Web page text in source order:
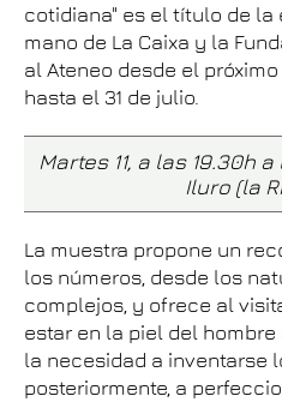
cotidiana" es el título de la
mano de La Caixa y la
al Ateneo desde el
hasta el 31 de julio.
Martes 11, a las 19.30h
Iluro (la
La muestra propone un
los números, desde los
complejos, y ofrece al
estar en la piel del
la necesidad a inventarse
posteriormente, a